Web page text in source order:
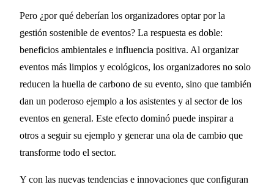
Pero ¿por qué deberían los organizadores optar por la
gestión sostenible de eventos? La respuesta es doble:
beneficios ambientales e influencia positiva. Al organizar
eventos más limpios y ecológicos, los organizadores no solo
reducen la huella de carbono de su evento, sino que también
dan un poderoso ejemplo a los asistentes y al sector de los
eventos en general. Este efecto dominó puede inspirar a
otros a seguir su ejemplo y generar una ola de cambio que
transforme todo el sector.
Y con las nuevas tendencias e innovaciones que configuran